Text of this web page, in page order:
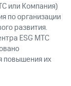
или Компания)
по организации
развития.
ESG МТС
повышения их